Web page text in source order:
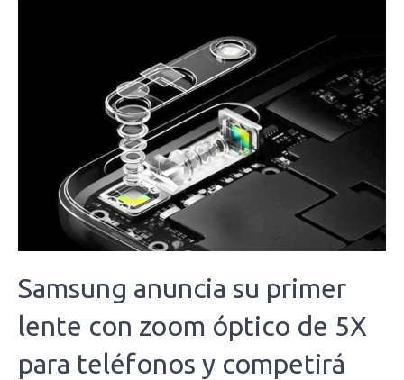
Samsung anuncia su primer
lente con zoom óptico de 5X
para teléfonos y competirá